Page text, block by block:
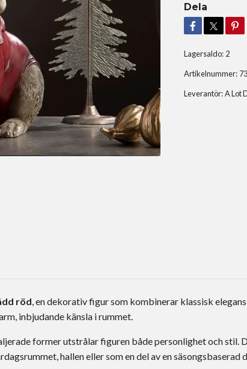
Dela
Lagersaldo: 2
Artikelnummer:
Leverantör:A Lot
röd, en dekorativ figur som kombinerar klassisk
inbjudande känsla i rummet.
former utstrålar figuren både personlighet och stil.
hallen eller som en del av en säsongsbaserad